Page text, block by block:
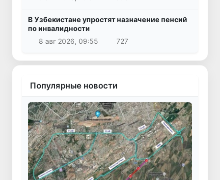
В Узбекистане упростят назначение пенсий
по инвалидности
8 авг 2026, 09:55
727
Популярные новости